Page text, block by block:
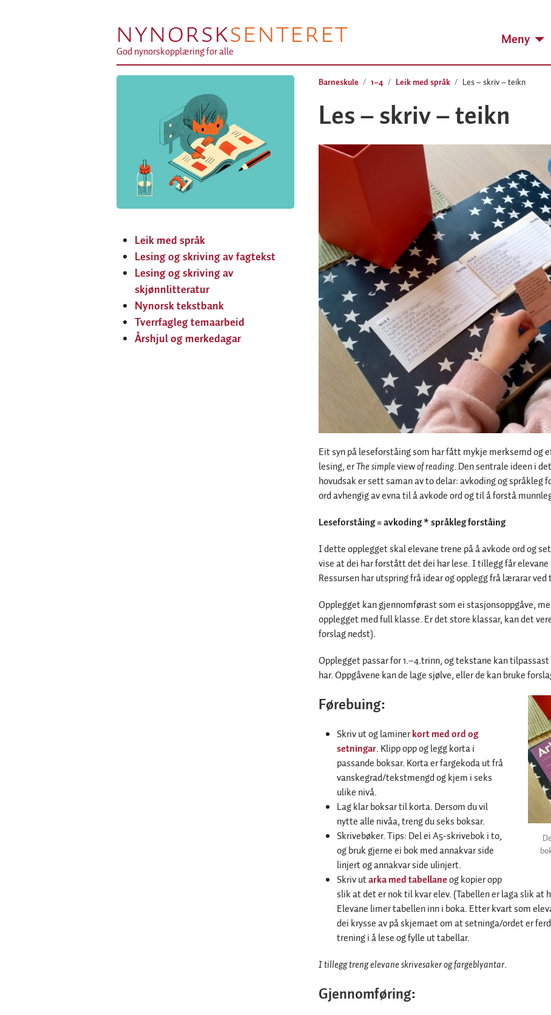
NYNORSKSENTERET
God nynorskopplæring for alle
Meny
Leik med språk
Lesing og skriving av fagtekst
Lesing og skriving av
skjønnlitteratur
Nynorsk tekstbank
Tverrfagleg temaarbeid
Årshjul og merkedagar
Barneskule 1–4 Leik med språk Les – skriv – teikn
Les – skriv – teikn
Eit syn på leseforståing som har fått mykje merksemd og
lesing, erThe simpleviewofreading. Den sentrale ideen i
hovudsak er sett saman av to delar: avkoding og språkleg
ord avhengig av evna til å avkode ord og til å forstå
Leseforståing = avkoding * språkleg forståing
I dette opplegget skal elevane trene på å avkode ord og
vise at dei har forstått det dei har lese. I tillegg får elevane
Ressursen har utspring frå idear og opplegg frå lærarar
Opplegget kan gjennomførast som ei stasjonsoppgåve,
opplegget med full klasse. Er det store klassar, kan det
forslag nedst).
Opplegget passar for 1.–4.trinn, og tekstane kan
har. Oppgåvene kan de lage sjølve, eller de kan bruke
Førebuing:
Skriv ut og laminerkort med ord og
setningar. Klipp opp og legg korta i
passande boksar. Korta er fargekoda ut frå
vanskegrad/tekstmengd og kjem i seks
ulike nivå.
Lag klar boksar til korta. Dersom du vil
nytte alle nivåa, treng du seks boksar.
Skrivebøker. Tips: Del ei A5-skrivebok i to,
og bruk gjerne ei bok med annakvar side
linjert og annakvar side ulinjert.
Skriv utarka med tabellaneog kopier opp
slik at det er nok til kvar elev. (Tabellen er laga slik at
Elevane limer tabellen inn i boka. Etter kvart som
dei krysse av på skjemaet om at setninga/ordet er
trening i å lese og fylle ut tabellar.
I tillegg treng elevane skrivesaker og fargeblyantar.
Gjennomføring: